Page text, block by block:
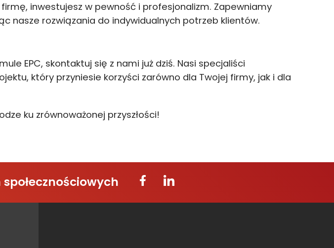
inwestujesz w pewność i profesjonalizm. Zapewniamy
nasze rozwiązania do indywidualnych potrzeb klientów.
EPC, skontaktuj się z nami już dziś. Nasi specjaliści
który przyniesie korzyści zarówno dla Twojej firmy, jak i dla
ku zrównoważonej przyszłości!